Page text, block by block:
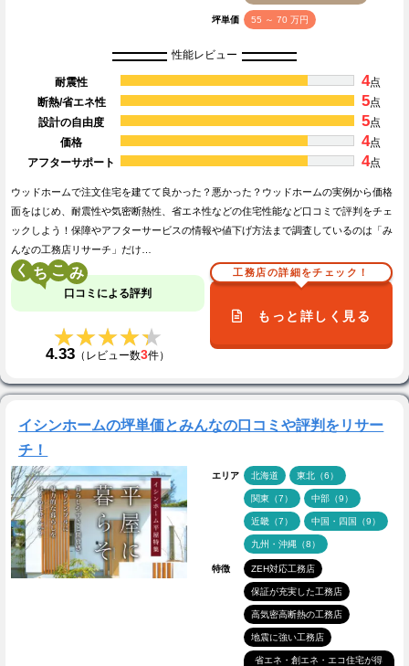
坪単価 55 ～ 70 万円
性能レビュー
耐震性 4点
断熱/省エネ性
5点
設計の自由度
5点
価格
4点
アフターサポート
4点
ウッドホームで注文住宅を建てて良かった？悪かった？ウッドホームの実例から価格
面をはじめ、耐震性や気密断熱性、省エネ性などの住宅性能など口コミで評判をチェ
ックしよう！保障やアフターサービスの情報や値下げ方法まで調査しているのは「み
んなの工務店リサーチ」だけ…
く こ
口コミによる評判
★★★★★
★★★★★
4.33 （レビュー数3件）
工務店の詳細をチェック！
もっと詳しく見る
イシンホームの坪単価とみんなの口コミや評判をリサー
チ！
エリア 北海道 東北（6）
関東（7） 中部（9）
近畿（7） 中国・四国（9）
九州・沖縄（8）
特徴 ZEH対応工務店
保証が充実した工務店
高気密高断熱の工務店
地震に強い工務店
省エネ・創エネ・エコ住宅が得